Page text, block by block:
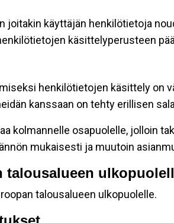
käyttäjän henkilötietoja
käsittelyperusteen
henkilötietojen käsittely on
kanssaan on tehty erillisen
kolmannelle osapuolelle, jolloin
mukaisesti ja muutoin
talousalueen
talousalueen ulkopuolelle.